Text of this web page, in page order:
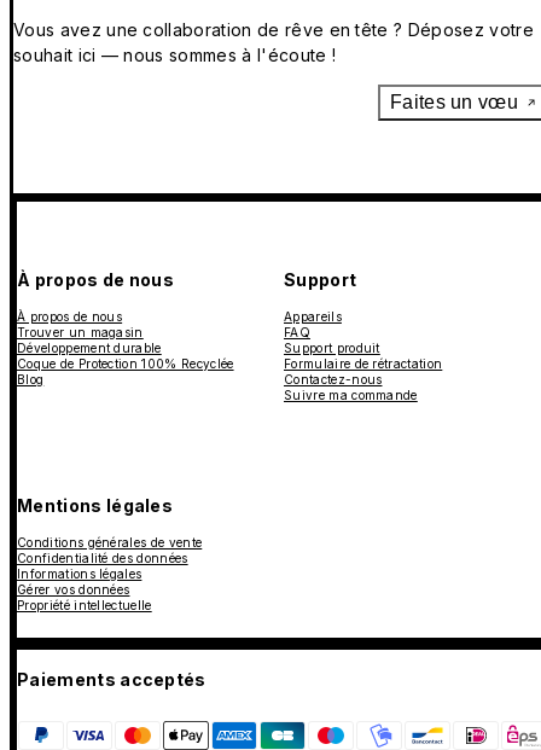
Vous avez une collaboration de rêve en tête ? Déposez votre
souhait ici — nous sommes à l'écoute !
Faites un vœu
À propos de nous
À propos de nous
Trouver un magasin
Développement durable
Coque de Protection 100% Recyclée
Blog
Support
Appareils
FAQ
Support produit
Formulaire de rétractation
Contactez-nous
Suivre ma commande
Mentions légales
Conditions générales de vente
Confidentialité des données
Informations légales
Gérer vos données
Propriété intellectuelle
Paiements acceptés